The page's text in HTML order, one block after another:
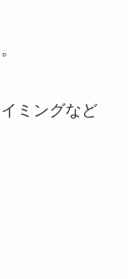
ミングなど